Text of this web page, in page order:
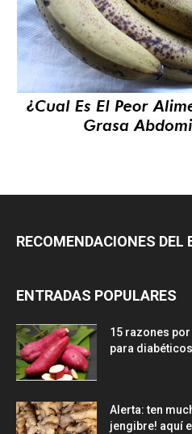
RECOMENDACIONES DEL
ENTRADAS POPULARES
15 razones
para diabéticos
Alerta: ten
jengibre! aquí